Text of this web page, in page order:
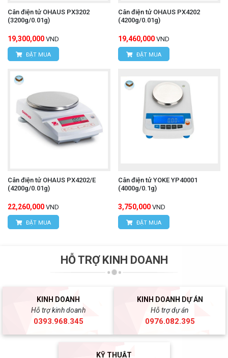
Cân điện tử OHAUS PX3202
(3200g/0.01g)
19,300,000 VND
ĐẶT MUA
Cân điện tử OHAUS PX4202
(4200g/0.01g)
19,460,000 VND
ĐẶT MUA
Cân điện tử OHAUS PX4202/E
(4200g/0.01g)
22,260,000 VND
ĐẶT MUA
Cân điện tử YOKE YP40001
(4000g/0.1g)
3,750,000 VND
ĐẶT MUA
HỖ TRỢ KINH DOANH
KINH DOANH
Hỗ trợ kinh doanh
0393.968.345
KINH DOANH DỰ ÁN
Hỗ trợ dự án
0976.082.395
KỸ THUẬT